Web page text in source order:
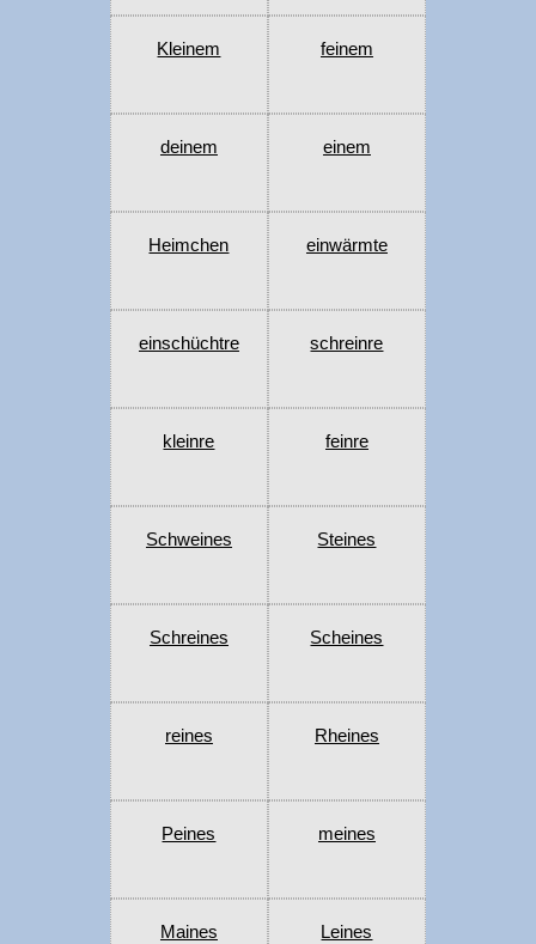
Kleinem feinem
deinem einem
Heimchen einwärmte
einschüchtre schreinre
kleinre feinre
Schweines Steines
Schreines Scheines
reines Rheines
Peines meines
Maines Leines